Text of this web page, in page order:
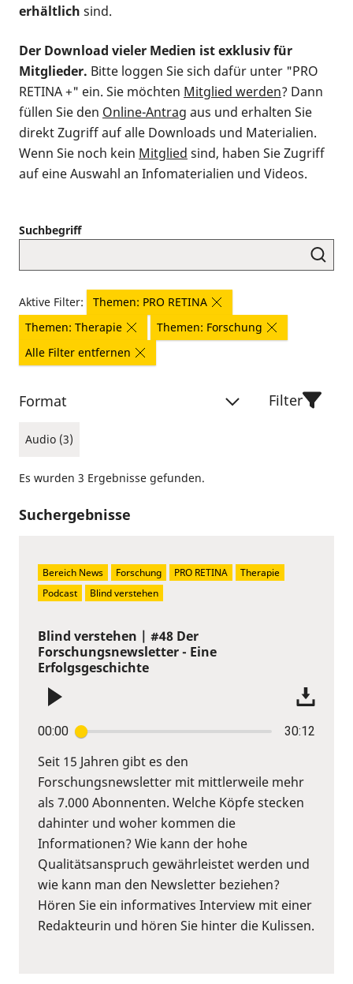
erhältlich sind.
Der Download vieler Medien ist exklusiv für
Mitglieder. Bitte loggen Sie sich dafür unter "PRO
RETINA +" ein. Sie möchten Mitglied werden? Dann
füllen Sie den Online-Antrag aus und erhalten Sie
direkt Zugriff auf alle Downloads und Materialien.
Wenn Sie noch kein Mitglied sind, haben Sie Zugriff
auf eine Auswahl an Infomaterialien und Videos.
Suchbegriff
Aktive Filter:
Themen: PRO RETINA
Themen: Therapie
Themen: Forschung
Alle Filter entfernen
Format
Audio (3)
Filter
Es wurden 3 Ergebnisse gefunden.
Suchergebnisse
Blind verstehen | #48 Der
Forschungsnewsletter - Eine
Erfolgsgeschichte
00:00 30:12
Seit 15 Jahren gibt es den
Forschungsnewsletter mit mittlerweile mehr
als 7.000 Abonnenten. Welche Köpfe stecken
dahinter und woher kommen die
Informationen? Wie kann der hohe
Qualitätsanspruch gewährleistet werden und
wie kann man den Newsletter beziehen?
Hören Sie ein informatives Interview mit einer
Redakteurin und hören Sie hinter die Kulissen.
Bereich News Forschung PRO RETINA
Therapie
Podcast
Blind verstehen